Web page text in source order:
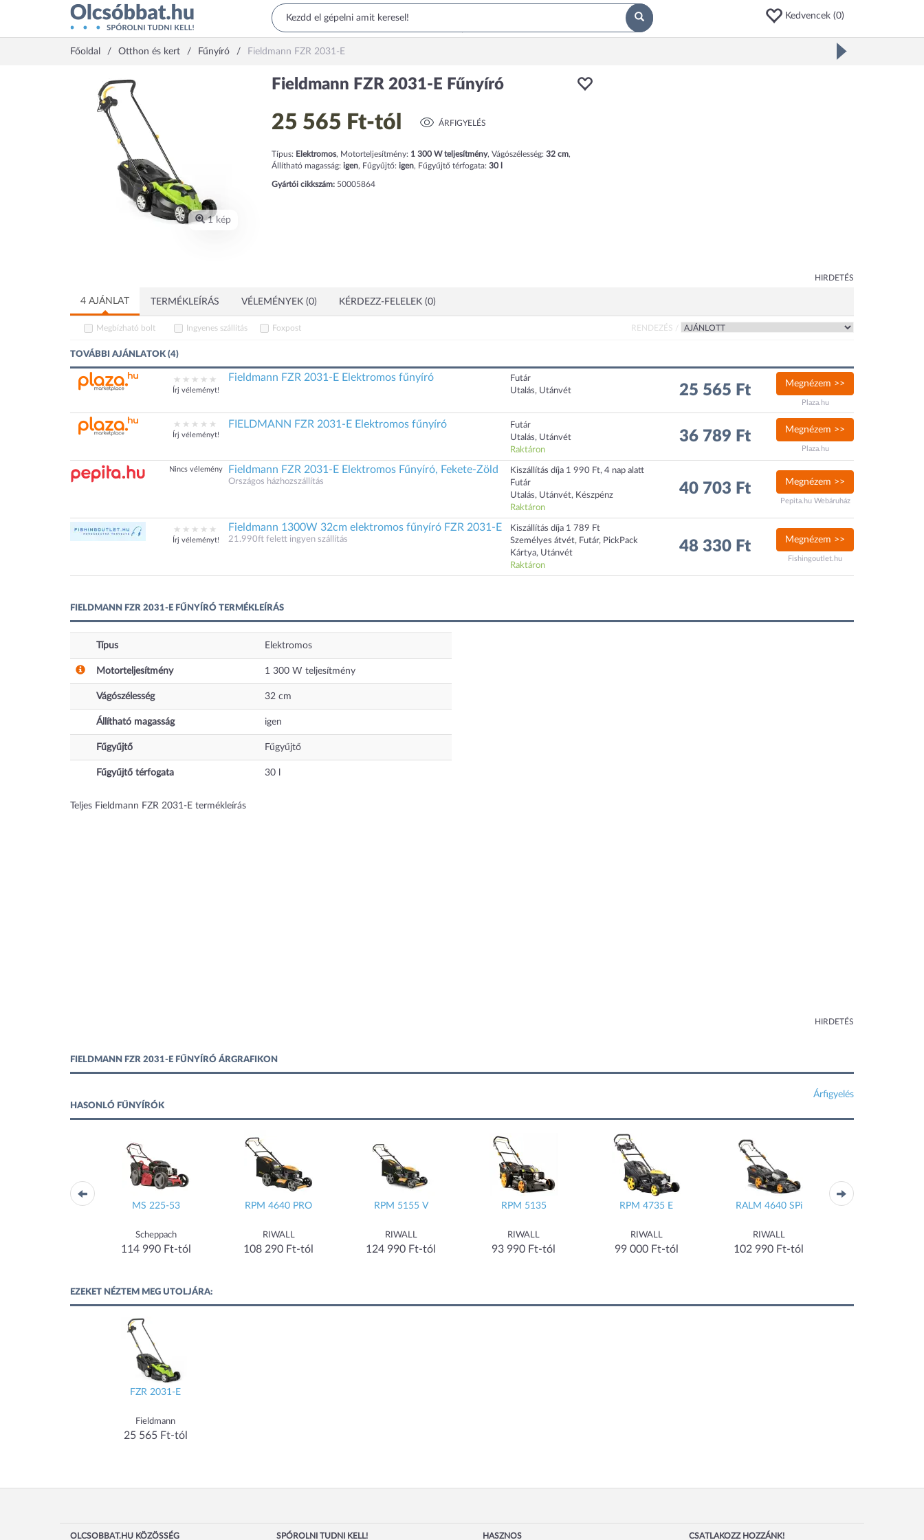
Kedvencek (0)
Főoldal Otthon és kert Fűnyíró Fieldmann FZR 2031-E
1 kép
Fieldmann FZR 2031-E Fűnyíró
25 565 Ft-tól ÁRFIGYELÉS
Típus: Elektromos, Motorteljesítmény: 1 300 Wteljesítmény, Vágószélesség: 32 cm,
Állítható magasság: igen, Fűgyűjtő: igen, Fűgyűjtő térfogata: 30
Gyártói cikkszám:50005864
HIRDETÉS
4 AJÁNLAT TERMÉKLEÍRÁS VÉLEMÉNYEK (0) KÉRDEZZ-FELELEK (0)
Megbízható bolt Ingyenes szállítás Foxpost RENDEZÉS /
TOVÁBBI AJÁNLATOK (4)
Írj véleményt!
Fieldmann FZR 2031-E Elektromos fűnyíró
Futár
Utalás, Utánvét
25 565 Ft Megnézem >>
Plaza.hu
Írj véleményt!
FIELDMANN FZR 2031-E Elektromos fűnyíró
Futár
Utalás, Utánvét
Raktáron
36 789 Ft Megnézem >>
Plaza.hu
Nincs vélemény Fieldmann FZR 2031-E Elektromos Fűnyíró, Fekete-Zöld
Országos házhozszállítás
Kiszállítás díja 1 990 Ft, 4 nap alatt
Futár
Utalás, Utánvét, Készpénz
Raktáron
40 703 Ft Megnézem >>
Pepita.hu Webáruház
Írj véleményt!
Fieldmann 1300W 32cm elektromos fűnyíró FZR 2031-E
21.990ft felett ingyen szállítás
Kiszállítás díja 1 789 Ft
Személyes átvét, Futár, PickPack
Kártya, Utánvét
Raktáron
48 330 Ft Megnézem >>
Fishingoutlet.hu
FIELDMANN FZR 2031-E FŰNYÍRÓ TERMÉKLEÍRÁS
Típus Elektromos
Motorteljesítmény 1 300 W teljesítmény
Vágószélesség 32 cm
Állítható magasság igen
Fűgyűjtő Fűgyűjtő
Fűgyűjtő térfogata 30
Teljes Fieldmann FZR 2031-E termékleírás
HIRDETÉS
FIELDMANN FZR 2031-E FŰNYÍRÓ ÁRGRAFIKON
Árfigyelés
HASONLÓ FŰNYÍRÓK
4111 V (88954) MS 225-53
Scheppach
114 990 Ft-tól
RPM 4640 PRO
RIWALL
108 290 Ft-tól
RPM 5155 V
RIWALL
124 990 Ft-tól
RPM 5135
RIWALL
93 990 Ft-tól
RPM 4735 E
RIWALL
99 000 Ft-tól
RALM 4640 SPi
RIWALL
102 990 Ft-tól
EAGLE 5111 V
EZEKET NÉZTEM MEG UTOLJÁRA:
FZR 2031-E
Fieldmann
25 565 Ft-tól
OLCSOBBAT.HU KÖZÖSSÉG SPÓROLNI TUDNI KELL! HASZNOS CSATLAKOZZ HOZZÁNK!